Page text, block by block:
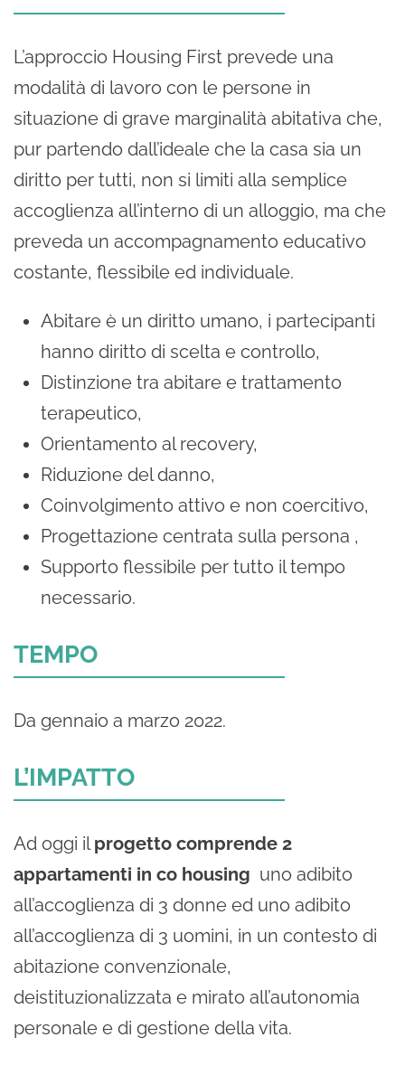
L’approccio Housing First prevede una
modalità di lavoro con le persone in
situazione di grave marginalità abitativa che,
pur partendo dall’ideale che la casa sia un
diritto per tutti, non si limiti alla semplice
accoglienza all’interno di un alloggio, ma che
preveda un accompagnamento educativo
costante, flessibile ed individuale.
Abitare è un diritto umano, i partecipanti
hanno diritto di scelta e controllo,
Distinzione tra abitare e trattamento
terapeutico,
Orientamento al recovery,
Riduzione del danno,
Coinvolgimento attivo e non coercitivo,
Progettazione centrata sulla persona ,
Supporto flessibile per tutto il tempo
necessario.
TEMPO
Da gennaio a marzo 2022.
L’IMPATTO
Ad oggi il progetto comprende 2
appartamenti in co housing uno adibito
all’accoglienza di 3 donne ed uno adibito
all’accoglienza di 3 uomini, in un contesto di
abitazione convenzionale,
deistituzionalizzata e mirato all’autonomia
personale e di gestione della vita.